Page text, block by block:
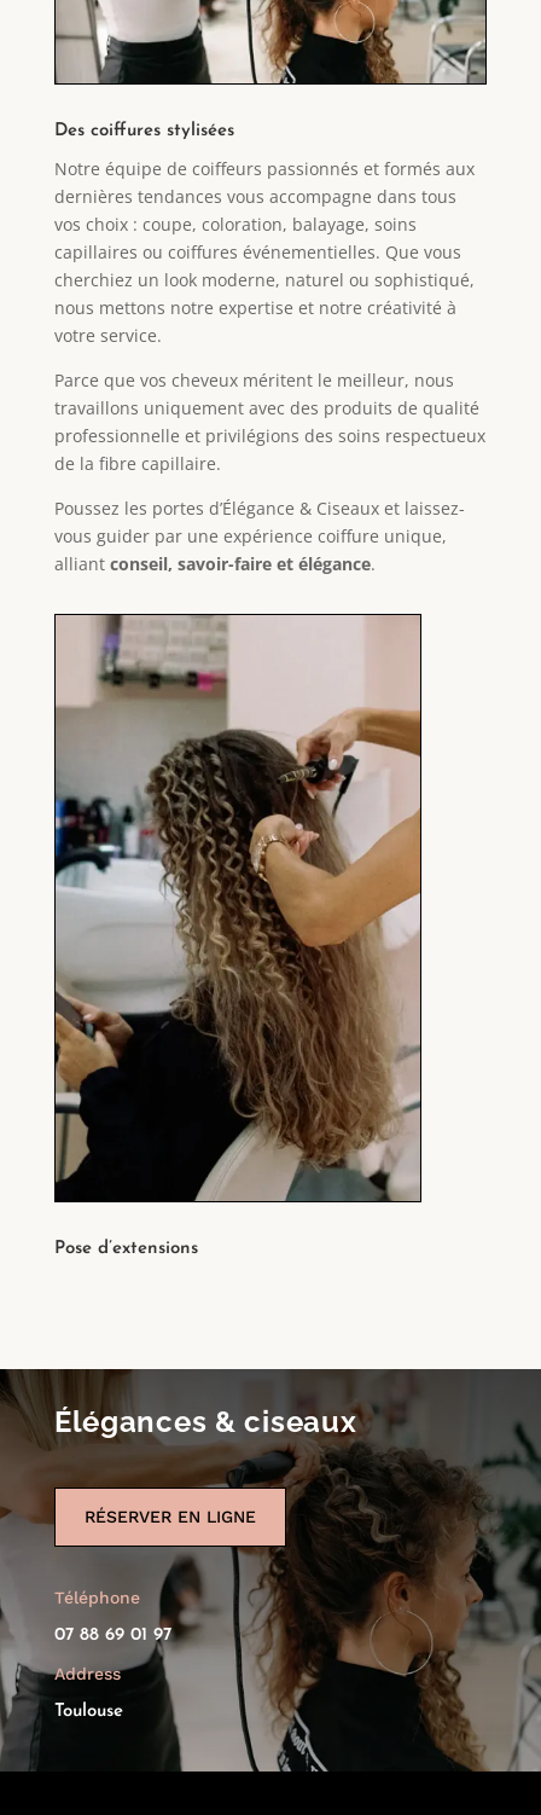
Des coiffures stylisées
Notre équipe de coiffeurs passionnés et formés aux
dernières tendances vous accompagne dans tous
vos choix : coupe, coloration, balayage, soins
capillaires ou coiffures événementielles. Que vous
cherchiez un look moderne, naturel ou sophistiqué,
nous mettons notre expertise et notre créativité à
votre service.
Parce que vos cheveux méritent le meilleur, nous
travaillons uniquement avec des produits de qualité
professionnelle et privilégions des soins respectueux
de la fibre capillaire.
Poussez les portes d’Élégance & Ciseaux et laissez-
vous guider par une expérience coiffure unique,
alliant conseil, savoir-faire et élégance.
Pose d’extensions
Élégances & ciseaux
RÉSERVER EN LIGNE
Téléphone
07 88 69 01 97
Address
Toulouse